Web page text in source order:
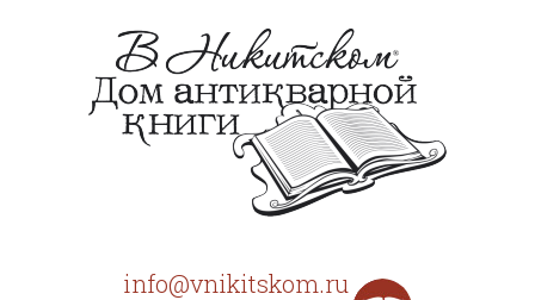
info@vnikitskom.ru